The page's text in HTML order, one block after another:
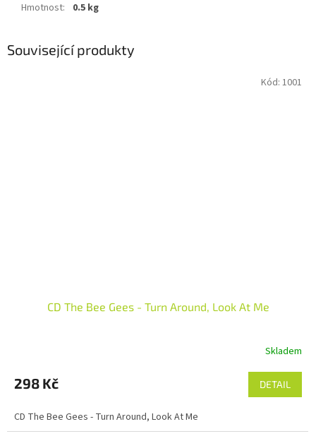
Hmotnost: 0.5 kg
Související produkty
CD The Bee Gees - Turn Around, Look At Me
Skladem
298 Kč DETAIL
CD The Bee Gees - Turn Around, Look At Me
Kód: 1001